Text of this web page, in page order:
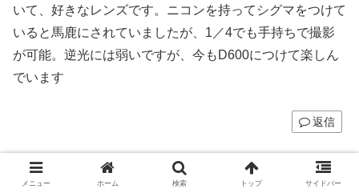
いて、好きなレンズです。ニコンを持ってシグマをつけて
いると馬鹿にされていましたが、1／4でも手持ちで撮影
が可能。逆光には弱いですが、今もD600につけて楽しん
でいます
返信
kixi
2026年4月18日 4:38 PM
メニュー ホーム 検索 トップ サイドバー